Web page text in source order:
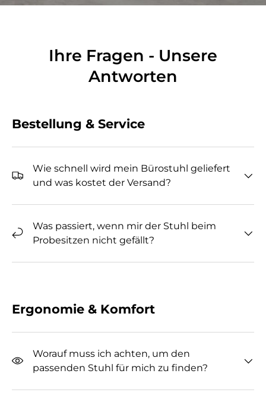
Ihre Fragen - Unsere
Antworten
Bestellung & Service
Wie schnell wird mein Bürostuhl geliefert
und was kostet der Versand?
Was passiert, wenn mir der Stuhl beim
Probesitzen nicht gefällt?
Ergonomie & Komfort
Worauf muss ich achten, um den
passenden Stuhl für mich zu finden?